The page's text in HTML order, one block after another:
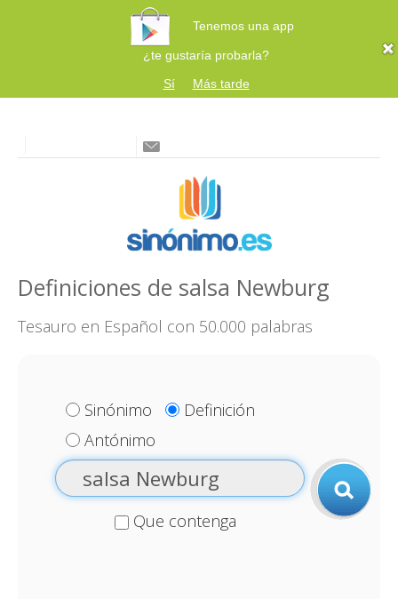
Tenemos una app
¿te gustaría probarla?
Sí
Más tarde
Definiciones de salsa Newburg
Tesauro en Español con 50.000 palabras
Sinónimo
Definición
Antónimo
Que contenga